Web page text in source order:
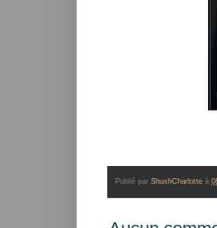
Publié par ShushCharlotte à